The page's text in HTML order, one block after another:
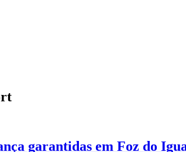
garantidas em Foz do